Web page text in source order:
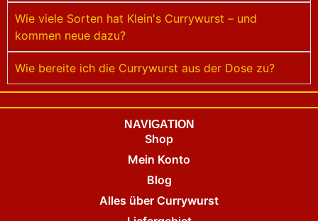
Wie viele Sorten hat Klein's Currywurst – und
kommen neue dazu?
Wie bereite ich die Currywurst aus der Dose zu?
NAVIGATION
Shop
Mein Konto
Blog
Alles über Currywurst